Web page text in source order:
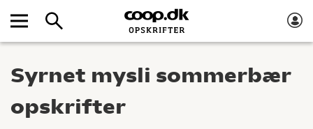
Syrnet mysli sommerbær
opskrifter